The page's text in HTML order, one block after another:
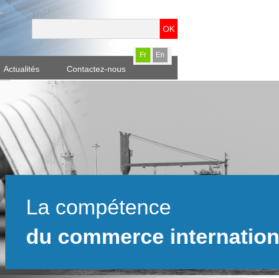
OK
Actualités Contactez-nous
Fr En
La compétence
du commerce